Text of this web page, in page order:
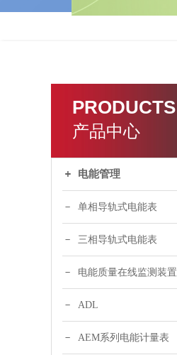
PRODUCTS
产品中心
电能管理
单相导轨式电能表
三相导轨式电能表
电能质量在线监测装置
ADL
AEM系列电能计量表